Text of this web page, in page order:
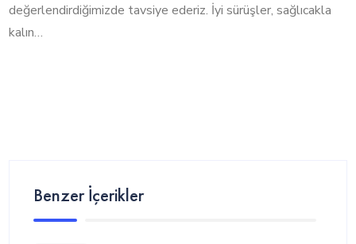
değerlendirdiğimizde tavsiye ederiz. İyi sürüşler, sağlıcakla
kalın…
Benzer İçerikler